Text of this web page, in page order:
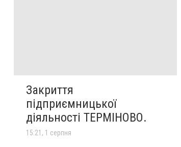
Закриття
підприємницької
діяльності ТЕРМІНОВО.
15:21, 1 серпня